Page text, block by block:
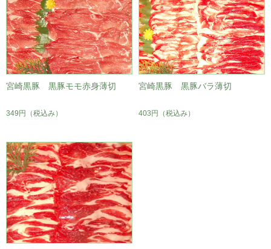
宮崎黒豚 黒豚モモ赤身薄切
349円 （税込み）
宮崎黒豚 黒豚バラ薄切
403円 （税込み）